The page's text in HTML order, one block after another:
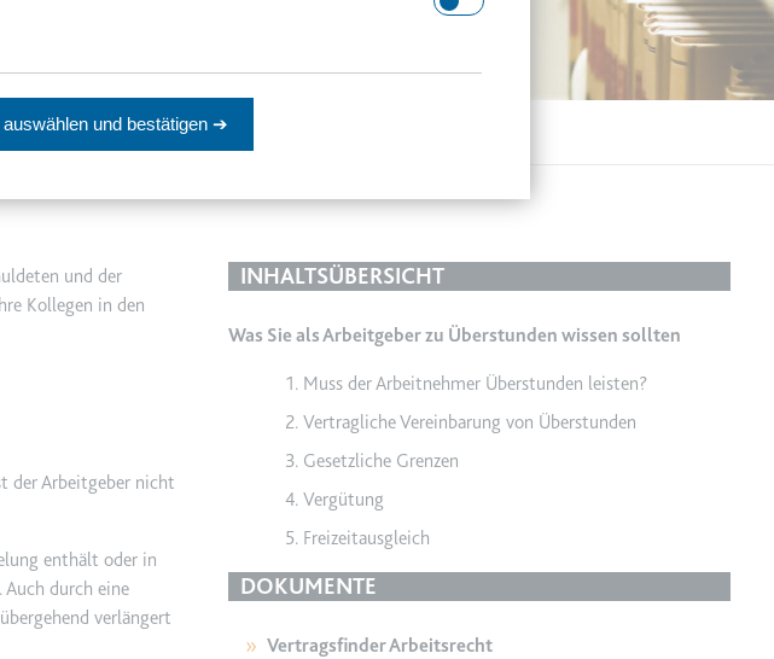
Cookies auf der aktuellen Domäne.
das Gerät und das Verhalten des Besuchers zu
hinweg.
das Gerät und das Verhalten des Besuchers zu
YouTube-Videos zu schätzen.
von YouTube, die der Benutzer gesehen hat, zu
und bestätigen ➔
und der
Kollegen in den
der Arbeitgeber nicht
enthält oder in
durch eine
verlängert
INHALTSÜBERSICHT
Was Sie als Arbeitgeber zu Überstunden wissen sollten
Muss der Arbeitnehmer Überstunden leisten?
Vertragliche Vereinbarung von Überstunden
Gesetzliche Grenzen
Vergütung
Freizeitausgleich
DOKUMENTE
Vertragsfinder Arbeitsrecht